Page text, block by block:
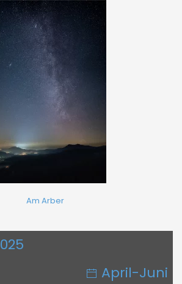
Am Arber
April-Juni